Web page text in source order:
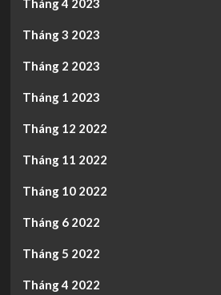
Tháng 4 2023
Tháng 3 2023
Tháng 2 2023
Tháng 1 2023
Tháng 12 2022
Tháng 11 2022
Tháng 10 2022
Tháng 6 2022
Tháng 5 2022
Tháng 4 2022